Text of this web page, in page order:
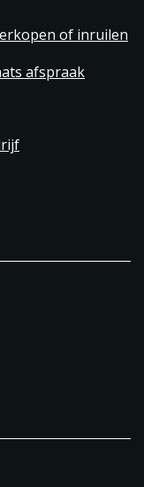
of inruilen
afspraak